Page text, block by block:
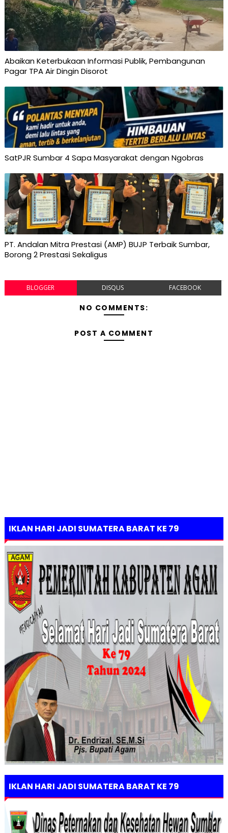
Abaikan Keterbukaan Informasi Publik, Pembangunan
Pagar TPA Air Dingin Disorot
SatPJR Sumbar 4 Sapa Masyarakat dengan Ngobras
PT. Andalan Mitra Prestasi (AMP) BUJP Terbaik Sumbar,
Borong 2 Prestasi Sekaligus
BLOGGER DISQUS FACEBOOK
NO COMMENTS:
POST A COMMENT
IKLAN HARI JADI SUMATERA BARAT KE 79
IKLAN HARI JADI SUMATERA BARAT KE 79